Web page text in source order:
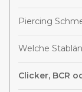
Piercing
Welche
Clicker, BCR